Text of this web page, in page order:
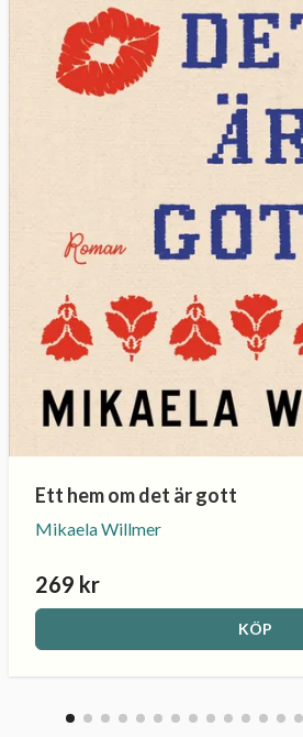
Ett hem om det är gott
Mikaela Willmer
269 kr
KÖP